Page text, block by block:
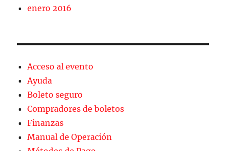
enero 2016
Acceso al evento
Ayuda
Boleto seguro
Compradores de boletos
Finanzas
Manual de Operación